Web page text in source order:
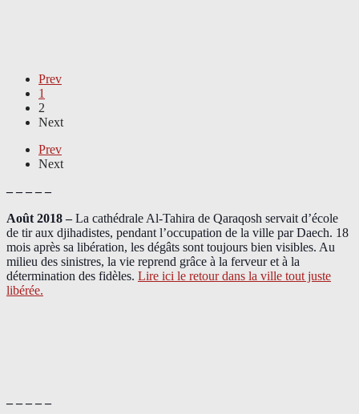
Prev
1
2
Next
Prev
Next
– – – – –
Août 2018–La cathédrale Al-Tahira de Qaraqosh servait d’école
de tir aux djihadistes, pendant l’occupation de la ville par Daech. 18
mois après sa libération, les dégâts sont toujours bien visibles. Au
milieu des sinistres, la vie reprend grâce à la ferveur et à la
détermination des fidèles. Lire ici le retour dans la ville tout juste
libérée.
– – – – –